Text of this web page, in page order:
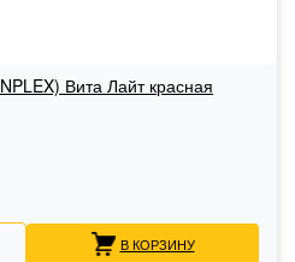
Вита Лайт красная
В КОРЗИНУ